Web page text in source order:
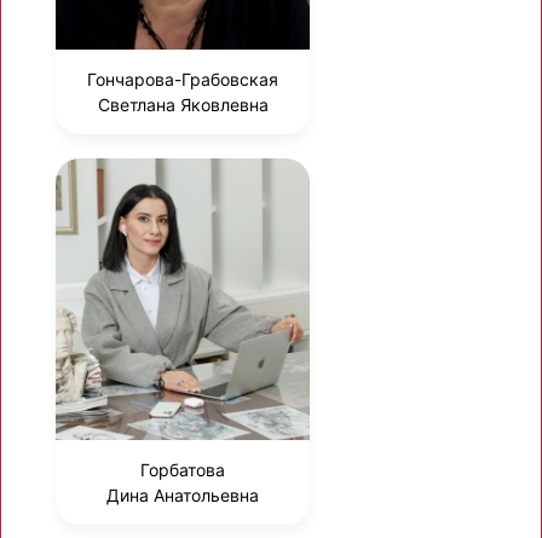
Гончарова-Грабовская
Светлана Яковлевна
Горбатова
Дина Анатольевна